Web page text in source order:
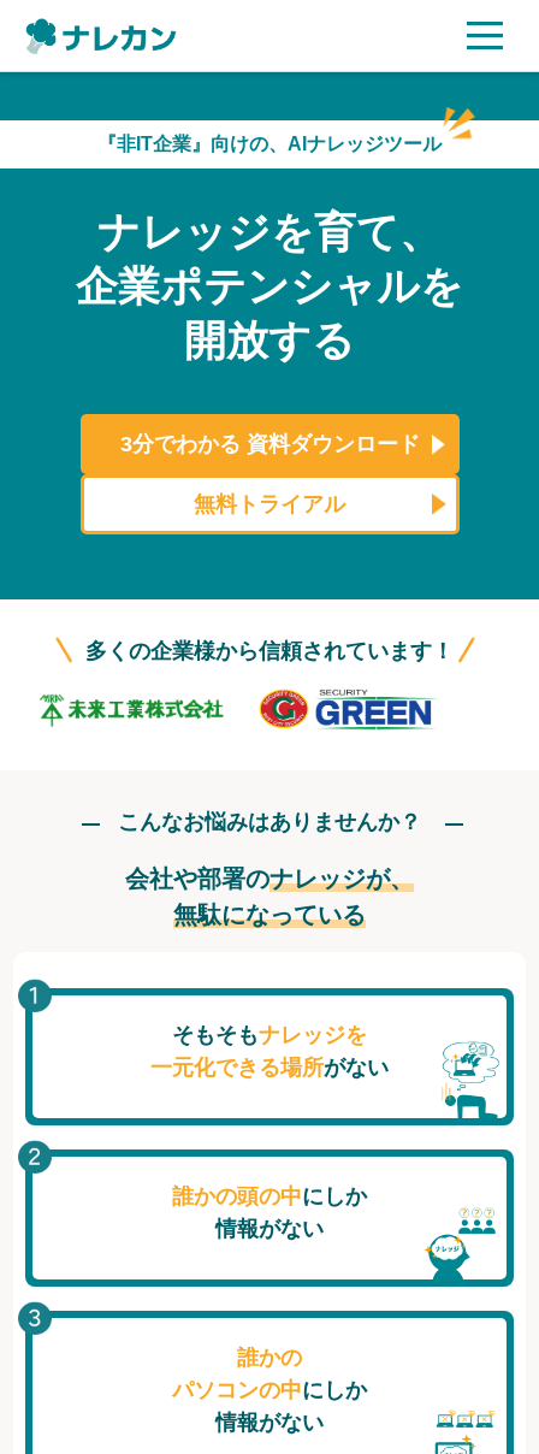
AI機能
ご利用企業様の声
セキュリティ
よくある質問
資料ダウンロード
ログイン
『非IT企業』向けの、AIナレッジツール
ナレッジを育て、
企業ポテンシャルを
開放する
3分でわかる 資料ダウンロード
無料トライアル
多くの企業様から信頼されています！
こんなお悩みはありませんか？
会社や部署のナレッジが、
無駄になっている
そもそもナレッジを
一元化できる場所がない
誰かの頭の中にしか
情報がない
誰かの
パソコンの中にしか
情報がない